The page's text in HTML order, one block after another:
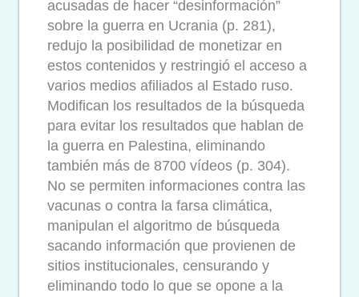
acusadas de hacer “desinformación”
sobre la guerra en Ucrania (p. 281),
redujo la posibilidad de monetizar en
estos contenidos y restringió el acceso a
varios medios afiliados al Estado ruso.
Modifican los resultados de la búsqueda
para evitar los resultados que hablan de
la guerra en Palestina, eliminando
también más de 8700 vídeos (p. 304).
No se permiten informaciones contra las
vacunas o contra la farsa climática,
manipulan el algoritmo de búsqueda
sacando información que provienen de
sitios institucionales, censurando y
eliminando todo lo que se opone a la